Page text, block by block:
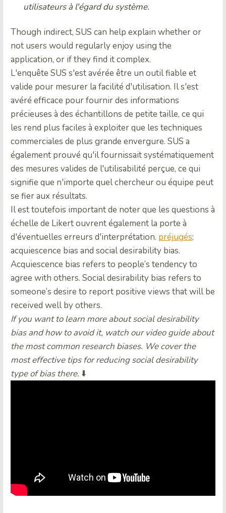
utilisateurs à l'égard du système.
Though indirect, SUS can help explain whether or
not users would regularly enjoy using the
application, or if they find it complex.
L'enquête SUS s'est avérée être un outil fiable et
valide pour mesurer la facilité d'utilisation. Il s'est
avéré efficace pour fournir des informations
précieuses à des échantillons de petite taille, ce qui
les rend plus faciles à exploiter que les techniques
commerciales de plus grande envergure. SUS a
également prouvé qu'il fournissait systématiquement
des mesures valides de l'utilisabilité perçue, ce qui
signifie que n'importe quel chercheur ou équipe peut
se fier aux résultats.
Il est toutefois important de noter que les questions à
échelle de Likert ouvrent également la porte à
d'éventuelles erreurs d'interprétation. préjugés:
acquiescence bias and social desirability bias.
Acquiescence bias refers to people’s tendency to
agree with others. Social desirability bias refers to
someone’s desire to report positive views that will be
received well by others.
If you want to learn more about social desirability
bias and how to avoid it, watch our video guide about
the most common research biases. We cover the
most effective tips for reducing social desirability
type of bias there. ⬇️